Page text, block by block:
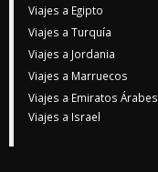
Viajes a Egipto
Viajes a Turquía
Viajes a Jordania
Viajes a Marruecos
Viajes a Emiratos Árabes
Viajes a Israel